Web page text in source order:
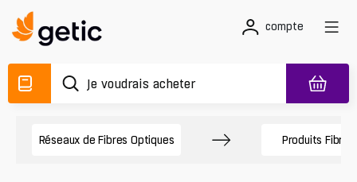
compte
Réseaux de Fibres Optiques Produits Fibre